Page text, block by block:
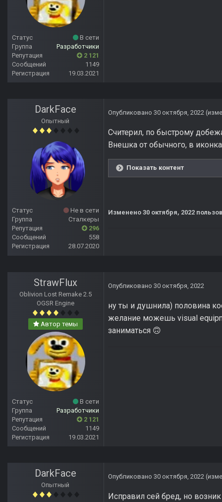
Статус
В сети
Группа
Разработчики
Репутация
2 121
Сообщений
1149
Регистрация
19.03.2021
DarkFace
Опытный
Статус
Не в сети
Группа
Сталкеры
Репутация
296
Сообщений
558
Регистрация
28.07.2020
Опубликовано 30 октября, 2022
Считерил, по быстрому
Внешка от обычного, в
Показать контент
Изменено 30 октября, 2022
StrawFlux
Oblivion Lost Remake 2.5
OGSR Engine
Автор темы
Статус
В сети
Группа
Разработчики
Репутация
2 121
Сообщений
1149
Регистрация
19.03.2021
Опубликовано 30 октября, 2022
ну ты и душнила) половина
желание можешь visual
заниматься 🙃
DarkFace
Опытный
Опубликовано 30 октября, 2022
Исправил сей бред, но